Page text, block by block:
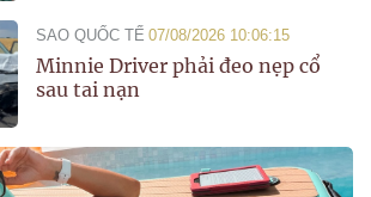
SAO QUỐC TẾ 07/08/2026 10:06:15
Minnie Driver phải đeo nẹp cổ
sau tai nạn